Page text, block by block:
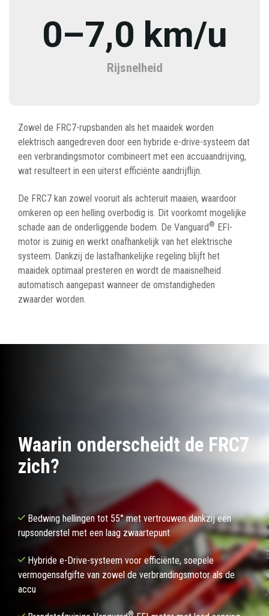
0–7,0 km/u
Rijsnelheid
Zowel de FRC7-rupsbanden als het maaidek worden
elektrisch aangedreven door een hybride e-drive-systeem dat
een verbrandingsmotor combineert met een accuaandrijving,
wat resulteert in een uiterst efficiënte aandrijflijn.
De FRC7 kan zowel vooruit als achteruit maaien, waardoor
omkeren op een helling overbodig is. Dit voorkomt mogelijke
schade aan de onderliggende bodem. De Vanguard® EFI-
motor is zuinig en werkt onafhankelijk van het elektrische
systeem. Dankzij de lastafhankelijke regeling blijft het
maaidek optimaal presteren en wordt de maaisnelheid
automatisch aangepast wanneer de omstandigheden
zwaarder worden.
Waarin onderscheidt de FRC7
zich?
Bedwing hellingen tot 55° met vertrouwen dankzij een
rupsonderstel met een laag zwaartepunt
Hybride e-Drive-systeem voor efficiënte, soepele
vermogensafgifte van zowel de verbrandingsmotor als de
accu
®